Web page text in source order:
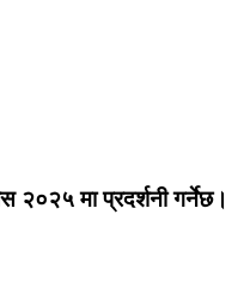
२०२५ मा प्रदर्शनी गर्नेछ।